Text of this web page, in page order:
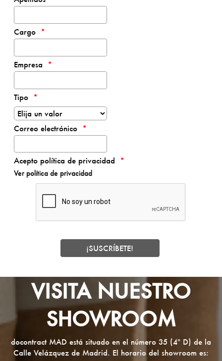
Cargo
Empresa
Tipo
Correo electrónico
Acepto política de privacidad
Ver política de privacidad
VISITA NUESTRO
SHOWROOM
docontract MAD está situado en el número 35 (4º D) de la
Calle Velázquez de Madrid. El horario del showroom es: